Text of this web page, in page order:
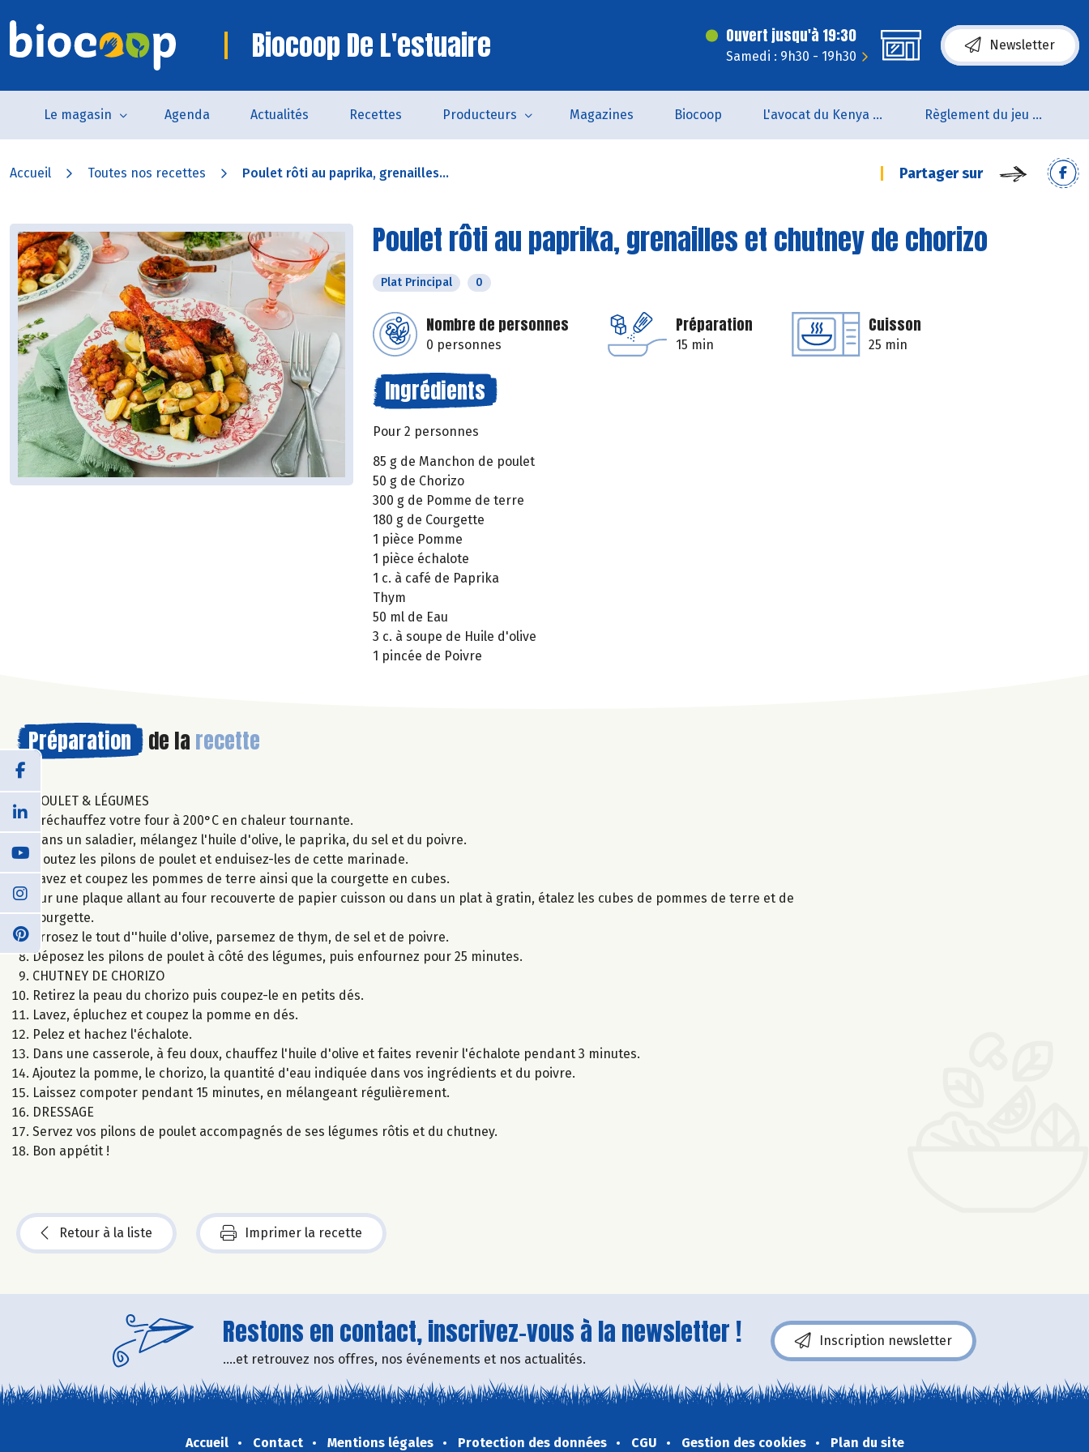
Biocoop De L'estuaire Ouvert jusqu'à 19:30
Samedi : 9h30 - 19h30
Newsletter
Le magasin Agenda Actualités Recettes Producteurs Magazines Biocoop L'avocat du Kenya arrive en rayon !! Règlement du jeu concours Anniversaire BIOCOOP de L’estuaire
Accueil Toutes nos recettes Poulet rôti au paprika, grenailles... Partager sur
Poulet rôti au paprika, grenailles et chutney de chorizo
Plat Principal 0
Nombre de personnes
0 personnes
Préparation
15 min
Cuisson
25 min
Ingrédients
Pour 2 personnes
85 g de Manchon de poulet
50 g de Chorizo
300 g de Pomme de terre
180 g de Courgette
1 pièce Pomme
1 pièce échalote
1 c. à café de Paprika
Thym
50 ml de Eau
3 c. à soupe de Huile d'olive
1 pincée de Poivre
Préparation de la recette
POULET & LÉGUMES
Préchauffez votre four à 200°C en chaleur tournante.
Dans un saladier, mélangez l'huile d'olive, le paprika, du sel et du poivre.
Ajoutez les pilons de poulet et enduisez-les de cette marinade.
Lavez et coupez les pommes de terre ainsi que la courgette en cubes.
Sur une plaque allant au four recouverte de papier cuisson ou dans un plat à gratin, étalez les cubes de pommes de terre et de
courgette.
Arrosez le tout d''huile d'olive, parsemez de thym, de sel et de poivre.
Déposez les pilons de poulet à côté des légumes, puis enfournez pour 25 minutes.
CHUTNEY DE CHORIZO
Retirez la peau du chorizo puis coupez-le en petits dés.
Lavez, épluchez et coupez la pomme en dés.
Pelez et hachez l'échalote.
Dans une casserole, à feu doux, chauffez l'huile d'olive et faites revenir l'échalote pendant 3 minutes.
Ajoutez la pomme, le chorizo, la quantité d'eau indiquée dans vos ingrédients et du poivre.
Laissez compoter pendant 15 minutes, en mélangeant régulièrement.
DRESSAGE
Servez vos pilons de poulet accompagnés de ses légumes rôtis et du chutney.
Bon appétit !
Retour à la liste Imprimer la recette
Restons en contact, inscrivez-vous à la newsletter !
....et retrouvez nos offres, nos événements et nos actualités.
Inscription newsletter
Accueil Contact Mentions légales Protection des données CGU Gestion des cookies Plan du site